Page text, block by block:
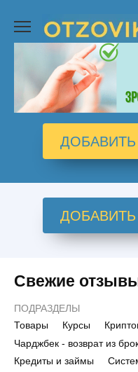
содержанию
Свежие
ПОДРАЗДЕЛЫ
Товары
Курсы
Чарджбек - возврат из
Кредиты и займы